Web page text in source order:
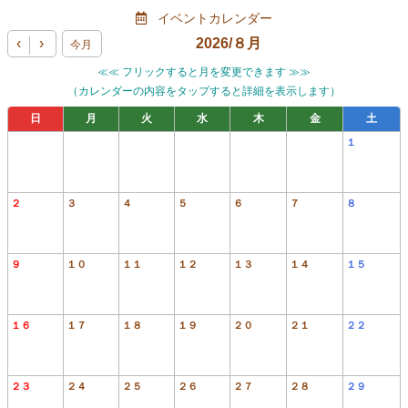
イベントカレンダー
‹ › 今月 2026/８月
≪≪ フリックすると月を変更できます ≫≫
（カレンダーの内容をタップすると詳細を表示します）
日 月 火 水 木 金 土
１
２ ３ ４ ５ ６ ７ ８
９ １０ １１ １２ １３ １４ １５
１６ １７ １８ １９ ２０ ２１ ２２
２３ ２４ ２５ ２６ ２７ ２８ ２９